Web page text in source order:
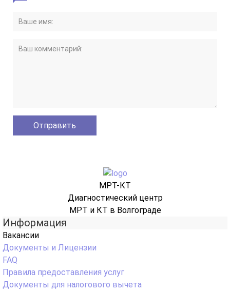
МРТ-КТ
Диагностический центр
МРТ и КТ в Волгограде
Информация
Вакансии
Документы и Лицензии
FAQ
Правила предоставления услуг
Документы для налогового вычета